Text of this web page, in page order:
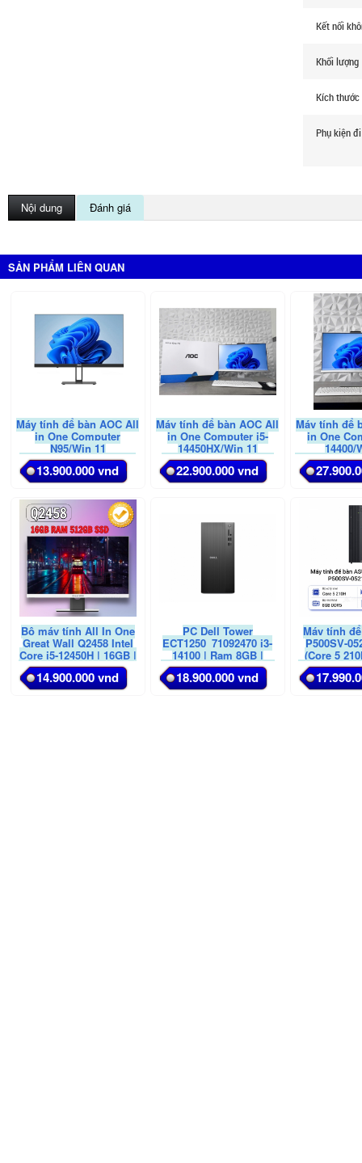
Kết nối
Khối lượng
Kích thước
Phụ kiện
Nội dung Đánh giá
SẢN PHẨM LIÊN QUAN
Máy tính để bàn AOC All
in One Computer
N95/Win 11
Pro/8G/256G/ màu đen,
model A33 (kèm chuột
ko dây và bàn phím)
13.900.000 vnd
Máy tính để bàn AOC All
in One Computer i5-
14450HX/Win 11
Pro/16G/512G/A24A66-
1FW4X2G/74/N, màu
trắng, 3.0MP, model A66
22.900.000 vnd
Máy tính để
in One
14400/
Pro/16G/
trắng,
bàn
Bộ máy tính All In One
Great Wall Q2458 Intel
Core i5-12450H | 16GB |
512GB | 23.8 inch FHD |
NoOs |Key/Mouse
Wireless| Bạc| Hàng
14.900.000 vnd
PC Dell Tower
ECT1250_71092470 i3-
14100 | Ram 8GB |
512GB SSD | Intel UHD
Graphics 730 | ax+BT |
KB | M | McAfee LS |
18.900.000 vnd
Máy tính
P500SV-
(Core 5
512GB |
2Y